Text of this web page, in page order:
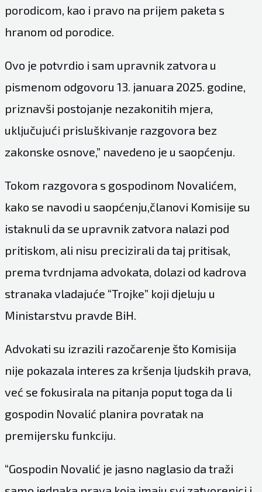
porodicom, kao i pravo na prijem paketa s
hranom od porodice.
Ovo je potvrdio i sam upravnik zatvora u
pismenom odgovoru 13. januara 2025. godine,
priznavši postojanje nezakonitih mjera,
uključujući prisluškivanje razgovora bez
zakonske osnove,” navedeno je u saopćenju.
Tokom razgovora s gospodinom Novalićem,
kako se navodi u saopćenju,članovi Komisije su
istaknuli da se upravnik zatvora nalazi pod
pritiskom, ali nisu precizirali da taj pritisak,
prema tvrdnjama advokata, dolazi od kadrova
stranaka vladajuće “Trojke” koji djeluju u
Ministarstvu pravde BiH.
Advokati su izrazili razočarenje što Komisija
nije pokazala interes za kršenja ljudskih prava,
već se fokusirala na pitanja poput toga da li
gospodin Novalić planira povratak na
premijersku funkciju.
“Gospodin Novalić je jasno naglasio da traži